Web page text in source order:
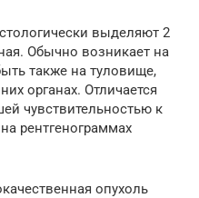
выделяют 2
Обычно возникает на
также на туловище,
органах. Отличается
чувствительностью к
рентгенограммах
опухоль